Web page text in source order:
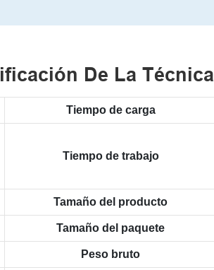
De La Técnica
Tiempo de carga
Tiempo de trabajo
Tamaño del producto
Tamaño del paquete
Peso bruto